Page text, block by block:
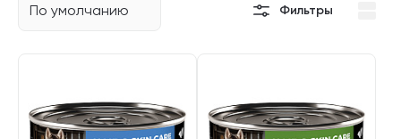
По умолчанию Фильтры